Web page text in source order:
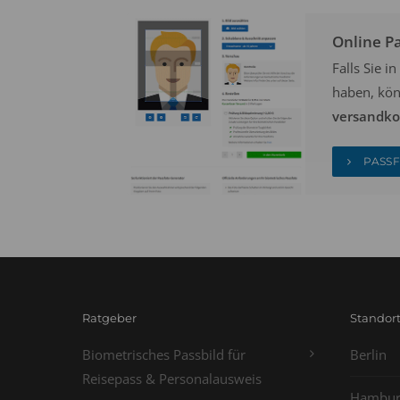
Online
Falls Sie
haben,
Ratgeber
Biometrisches Passbild für
Reisepass & Personalausweis
Berlin